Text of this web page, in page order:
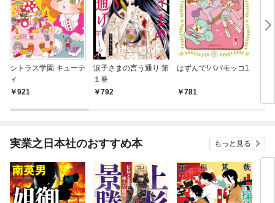
シトラス学園 キューテ
ィ
921
涙子さまの言う通り 第
１巻
792
はずんで!パパモッコ1
781
実業之日本社のおすすめ本 もっと見る